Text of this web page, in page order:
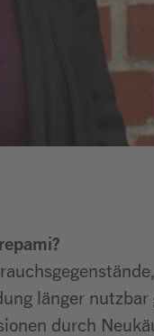
länger
durch